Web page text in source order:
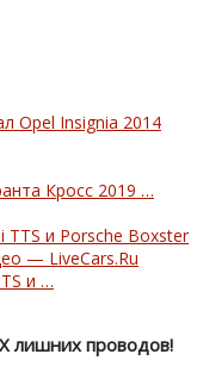
Opel Insignia 2014
Кросс 2019 …
и …
лишних проводов!